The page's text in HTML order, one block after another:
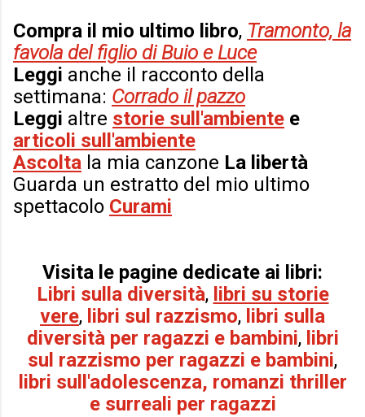
Compra il mio ultimo libro, Tramonto, la
favola del figlio di Buio e Luce
Leggi anche il racconto della
settimana: Corrado il pazzo
Leggi altre storie sull'ambiente e
articoli sull'ambiente
Ascolta la mia canzone La libertà
Guarda un estratto del mio ultimo
spettacolo Curami
Visita le pagine dedicate ai libri:
Libri sulla diversità, libri su storie
vere, libri sul razzismo, libri sulla
diversità per ragazzi e bambini, libri
sul razzismo per ragazzi e bambini,
libri sull'adolescenza, romanzi thriller
e surreali per ragazzi